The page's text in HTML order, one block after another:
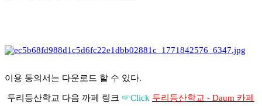
이용 동의서는 다운로드 할 수 있다.
두리등산학교 다음 까페 링크 ☞Click 두리등산학교 - Daum 카페